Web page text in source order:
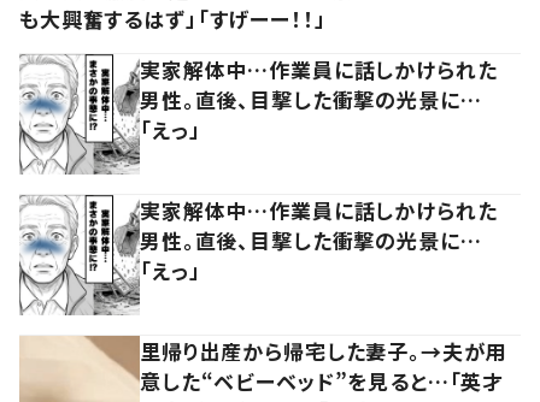
も大興奮するはず」「すげーー！！」
実家解体中…作業員に話しかけられた
男性。直後、目撃した衝撃の光景に…
「えっ」
実家解体中…作業員に話しかけられた
男性。直後、目撃した衝撃の光景に…
「えっ」
里帰り出産から帰宅した妻子。→夫が用
意した“ベビーベッド”を見ると…「英才